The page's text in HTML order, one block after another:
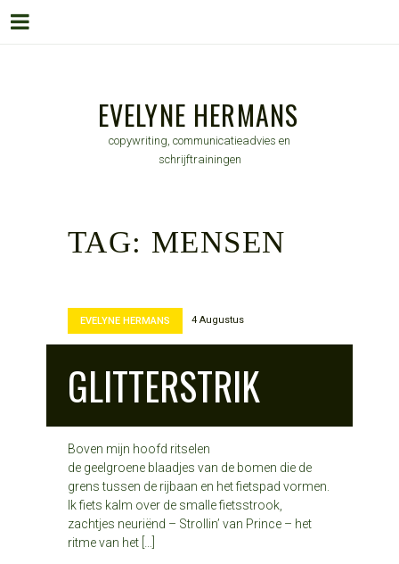
EVELYNE HERMANS
copywriting, communicatieadvies en
schrijftrainingen
TAG: MENSEN
EVELYNE HERMANS 4 Augustus
GLITTERSTRIK
Boven mijn hoofd ritselen
de geelgroene blaadjes van de bomen die de
grens tussen de rijbaan en het fietspad vormen.
Ik fiets kalm over de smalle fietsstrook,
zachtjes neuriënd – Strollin’ van Prince – het
ritme van het […]
Menu